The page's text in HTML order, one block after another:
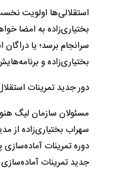
سرانجام برسد؛ یا
بختیاری‌زاده و
دور جدید تمرینات
سهراب بختیاری‌زاده از
جدید تمرینات